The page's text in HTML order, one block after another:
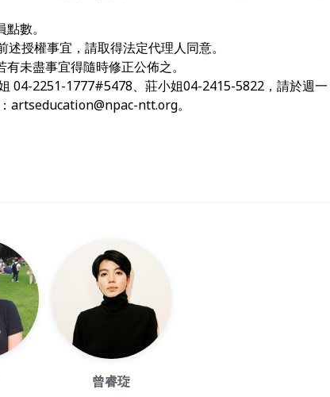
數。
述授權事宜，請取得法定代理人同意。
未盡事宜得隨時修正公佈之。
04-2251-1777#5478、莊小姐04-2415-5822，請於週一
artseducation@npac-ntt.org。
曾睿琁